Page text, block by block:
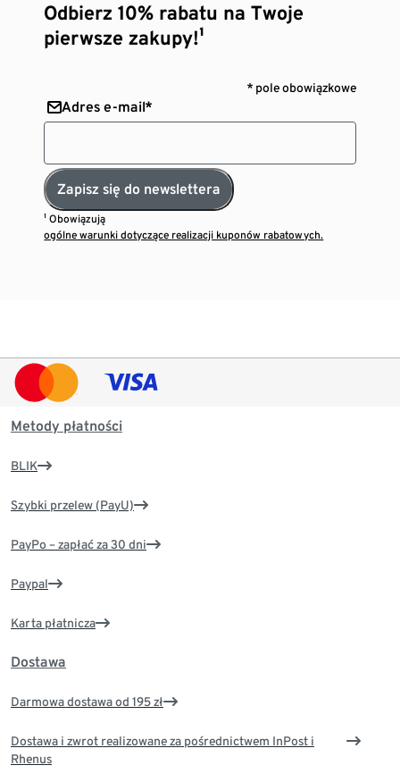
Odbierz 10% rabatu na Twoje
pierwsze zakupy!¹
* pole obowiązkowe
Adres e-mail*
Zapisz się do newslettera
¹ Obowiązują
ogólne warunki dotyczące realizacji kuponów rabatowych.
Metody płatności
BLIK
Szybki przelew (PayU)
PayPo – zapłać za 30 dni
Paypal
Karta płatnicza
Dostawa
Darmowa dostawa od 195 zł
Dostawa i zwrot realizowane za pośrednictwem InPost i
Rhenus